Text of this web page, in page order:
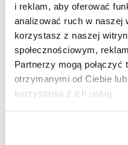
i reklam, aby oferować
analizować ruch w naszej
korzystasz z naszej
społecznościowym,
Partnerzy mogą
otrzymanymi od Ciebie
korzystania z ich usług.